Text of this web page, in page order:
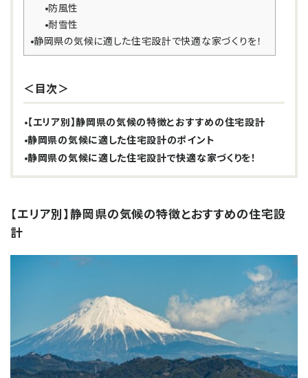
防風性
耐雪性
静岡県の気候に適した住宅設計で快適な家づくりを！
＜目次＞
【エリア別】静岡県の気候の特徴とおすすめの住宅設計
静岡県の気候に適した住宅設計のポイント
静岡県の気候に適した住宅設計で快適な家づくりを！
【エリア別】静岡県の気候の特徴とおすすめの住宅設
計